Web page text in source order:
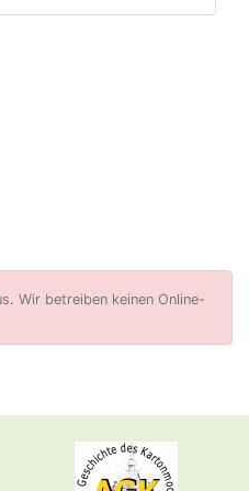
Wir betreiben keinen Online-